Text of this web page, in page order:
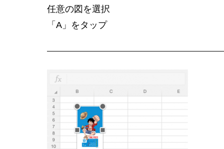
任意の図を選択
「A」をタップ